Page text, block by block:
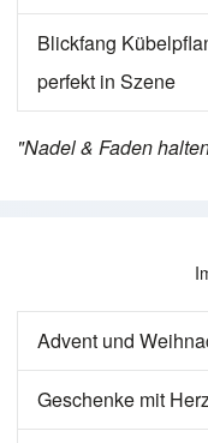
Blickfang
perfekt in Szene
"Nadel & Faden
Advent und
Geschenke mit